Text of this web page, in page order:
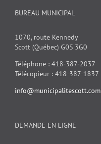
BUREAU MUNICIPAL
1070, route Kennedy
Scott (Québec) G0S 3G0
Téléphone : 418-387-2037
Télécopieur : 418-387-1837
info@municipalitescott.com
DEMANDE EN LIGNE